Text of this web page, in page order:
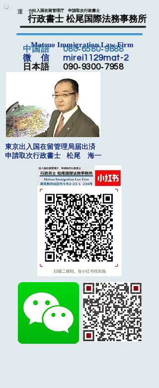
行政書士 松尾国際法務事務所
出入国在留管理庁 申請取次行政書士
運 営
Matsuo Immigration Law Firm
中国語 080‐6580‐9888
微 信 mirei1129mat-2
日本語 090‐9300‐7958
東京出入国在留管理局届出済
申請取次行政書士 松尾 海一